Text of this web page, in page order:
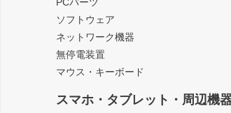
ソフトウェア
ネットワーク機器
無停電装置
マウス・キーボード
スマホ・タブレット・周辺機